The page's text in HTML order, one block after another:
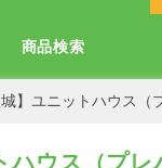
商品検索
城】ユニットハウス
ハウス（プ